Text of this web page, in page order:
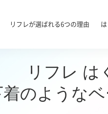
リフレが選ばれる6つの理由
リフレ は
着のような